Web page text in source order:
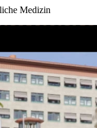
Medizin